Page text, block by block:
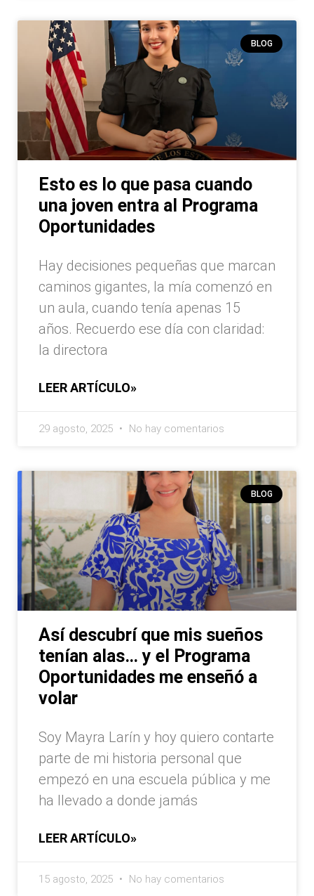
BLOG
Esto es lo que pasa cuando
una joven entra al Programa
Oportunidades
Hay decisiones pequeñas que marcan
caminos gigantes, la mía comenzó en
un aula, cuando tenía apenas 15
años. Recuerdo ese día con claridad:
la directora
LEER ARTÍCULO»
29 agosto, 2025 No hay comentarios
BLOG
Así descubrí que mis sueños
tenían alas… y el Programa
Oportunidades me enseñó a
volar
Soy Mayra Larín y hoy quiero contarte
parte de mi historia personal que
empezó en una escuela pública y me
ha llevado a donde jamás
LEER ARTÍCULO»
15 agosto, 2025 No hay comentarios